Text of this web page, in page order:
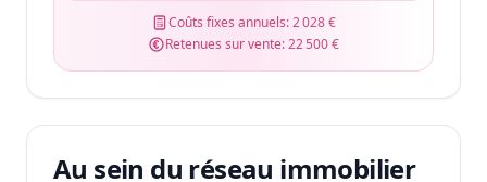
Coûts fixes annuels:2 028 €
Retenues sur vente:22 500 €
Au sein du réseau immobilier